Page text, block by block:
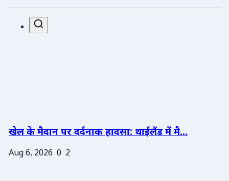
खेल के मैदान पर दर्दनाक हादसा: थाईलैंड में मै...
Aug 6, 2026 0 2